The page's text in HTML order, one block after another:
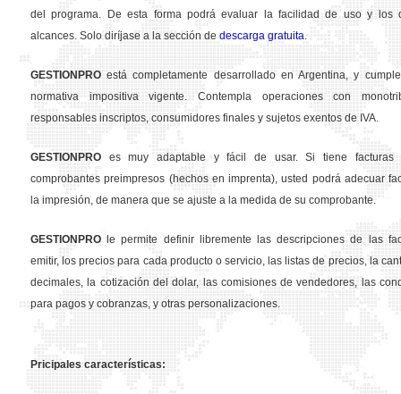
del programa. De esta forma podrá evaluar la facilidad de uso y los
alcances. Solo diríjase a la sección de descarga gratuita.
GESTION PRO está completamente desarrollado en Argentina, y
normativa impositiva vigente. Contempla operaciones con
responsables inscriptos, consumidores finales y sujetos exentos de IVA.
GESTION PRO es muy adaptable y fácil de usar. Si tiene facturas
comprobantes preimpresos (hechos en imprenta), usted podrá adecuar
la impresión, de manera que se ajuste a la medida de su comprobante.
GESTION PRO le permite definir libremente las descripciones de las
emitir, los precios para cada producto o servicio, las listas de precios, la
decimales, la cotización del dolar, las comisiones de vendedores, las
para pagos y cobranzas, y otras personalizaciones.
Pricipales características: